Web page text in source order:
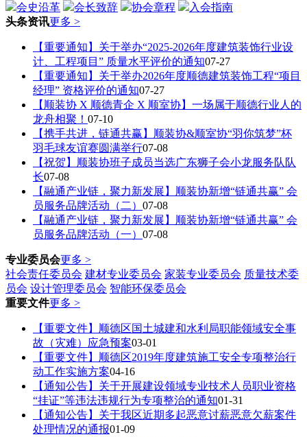
会史沿革 会长致辞 协会章程
入会指南
头条资讯更多 >
【重要通知】关于举办“2025-2026年度建筑装饰行业设
计、工程项目” 质量水平评价的通知07-27
【重要通知】关于举办2026年度顺德建筑装饰工程“项目
经理” 资格评价的通知07-27
【顺装协 X 顺德青企 X 顺室协】一场属于顺德行业人的
龙舟相聚！ 07-10
【携手共进，链通共赢】顺装协&顺室协“羽你筑梦”杯
羽毛球友谊赛圆满举行07-08
【祝贺】顺装协班子成员当选广东狮子会小龙服务队队
长07-08
【融通产业链，聚力新发展】顺装协新增“链通共赢” 会
员服务品牌活动（二） 07-08
【融通产业链，聚力新发展】顺装协新增“链通共赢” 会
员服务品牌活动（一） 07-08
专业委员会更多 >
社会责任委员会 建材专业委员会 家装专业委员会 质量技术委
员会 设计管理委员会 智能环保委员会
重要文件更多 >
【重要文件】顺德区国土城建和水利局职能领域安全事
故（灾难）应急预案03-01
【重要文件】顺德区2019年度建筑施工安全专项整治行
动工作实施方案04-16
【通知公告】关于开展建设领域专业技术人员职业资格
“挂证”等违法违规行为专项整治的通知01-31
【通知公告】关于我区近期多起恶意讨薪恶意欠薪案件
处理情况的通报01-09